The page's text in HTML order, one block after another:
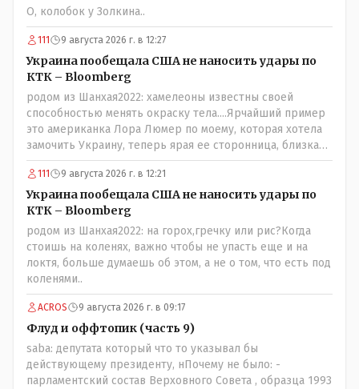
О, колобок у Золкина..
111 9 августа 2026 г. в 12:27
Украина пообещала США не наносить удары по
КТК – Bloomberg
родом из Шанхая2022: хамелеоны известны своей
способностью менять окраску тела....Ярчайший пример
это американка Лора Люмер по моему, которая хотела
замочить Украину, теперь ярая ее сторонница, близкая
к Трампу. Ну и западные страны тем более, которые
предоставляли Зеленскому убежище, чтоб он бежал и
которые развернулись потом на 180 или 360 градусов,
посмотрев на того, как он не сдался, но ты же там сам
живешь и многое знаешь о тех, на кого работаешь.. Это
просто прагматизм и ничего личного. Победим мы, они
встанут под нас и наоборот и все это понимают..
111 9 августа 2026 г. в 12:21
Украина пообещала США не наносить удары по
КТК – Bloomberg
родом из Шанхая2022: на горох,гречку или рис?Когда
стоишь на коленях, важно чтобы не упасть еще и на
локтя, больше думаешь об этом, а не о том, что есть под
коленями..
ACROS 9 августа 2026 г. в 09:17
Флуд и оффтопик (часть 9)
saba: депутата который что то указывал бы
действующему президенту, нПочему не было: -
парламентский состав Верховного Совета , образца 1993